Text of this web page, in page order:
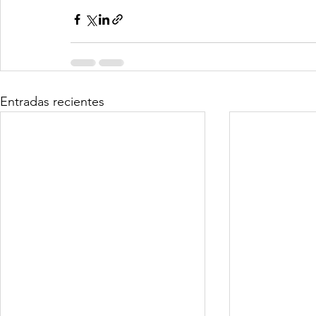
Entradas recientes